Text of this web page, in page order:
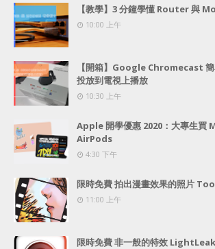
【教學】3 分鐘學懂 Router 與
10:00 上午
【開箱】Google Chromecast
投放到電視上播放
10:30 上午
Apple 開學優惠 2020：大專生買
AirPods
4:30 下午
限時免費 拍出漫畫效果的照片
11:00 上午
限時免費 非一般的特效